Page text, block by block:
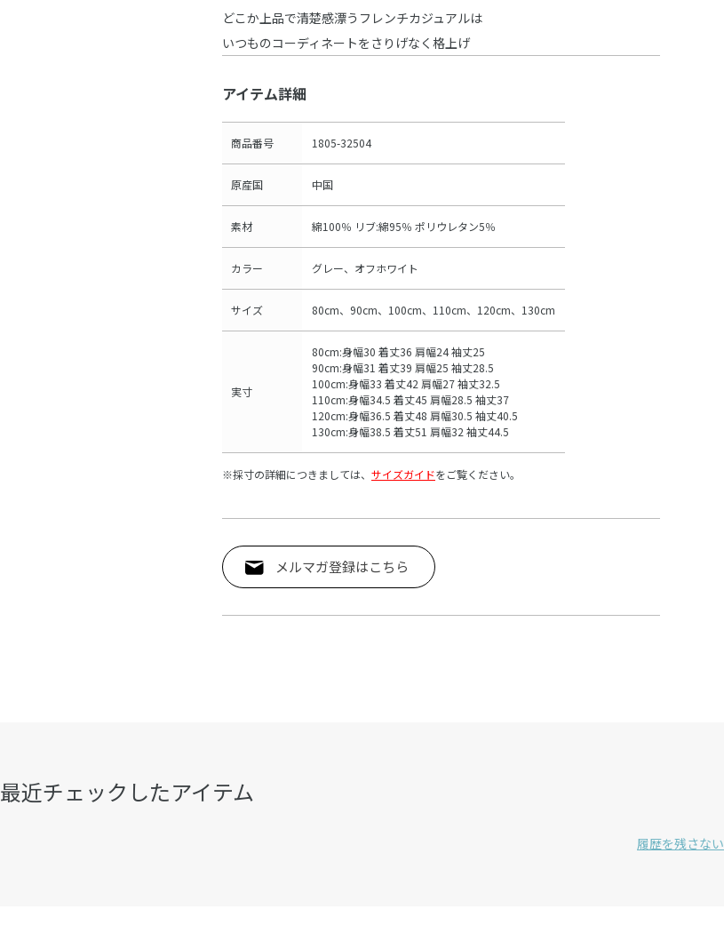
どこか上品で清楚感漂うフレンチカジュアルは
いつものコーディネートをさりげなく格上げ
アイテム詳細
商品番号 1805-32504
原産国 中国
素材 綿100％ リブ:綿95％ ポリウレタン5％
カラー グレー、オフホワイト
サイズ 80cm、90cm、100cm、110cm、120cm、130cm
実寸
80cm:身幅30 着丈36 肩幅24 袖丈25
90cm:身幅31 着丈39 肩幅25 袖丈28.5
100cm:身幅33 着丈42 肩幅27 袖丈32.5
110cm:身幅34.5 着丈45 肩幅28.5 袖丈37
120cm:身幅36.5 着丈48 肩幅30.5 袖丈40.5
130cm:身幅38.5 着丈51 肩幅32 袖丈44.5
※採寸の詳細につきましては、 サイズガイドをご覧ください。
メルマガ登録はこちら
最近チェックしたアイテム
履歴を残さない